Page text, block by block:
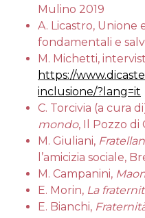
Mulino 2019
A. Licastro, Unione
fondamentali e
M. Michetti,
https://
inclusione/?lang=it
C. Torcivia (a cura
mondo, Il Pozzo di
M. Giuliani,
’amicizia sociale,
M. Campanini,
E. Morin, La f
E. Bianchi,